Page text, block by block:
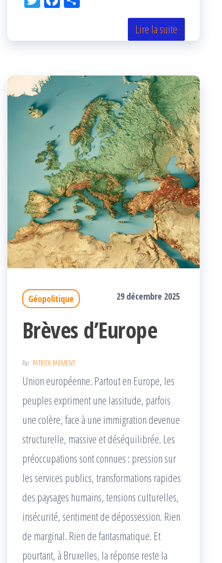
k r
Lire la suite
Géopolitique 29 décembre 2025
Brèves d’Europe
Par PATRICK PARMENT
Union européenne. Partout en Europe, les
peuples expriment une lassitude, parfois
une colère, face à une immigration devenue
structurelle, massive et déséquilibrée. Les
préoccupations sont connues : pression sur
les services publics, transformations rapides
des paysages humains, tensions culturelles,
insécurité, sentiment de dépossession. Rien
de marginal. Rien de fantasmatique. Et
pourtant, à Bruxelles, la réponse reste la